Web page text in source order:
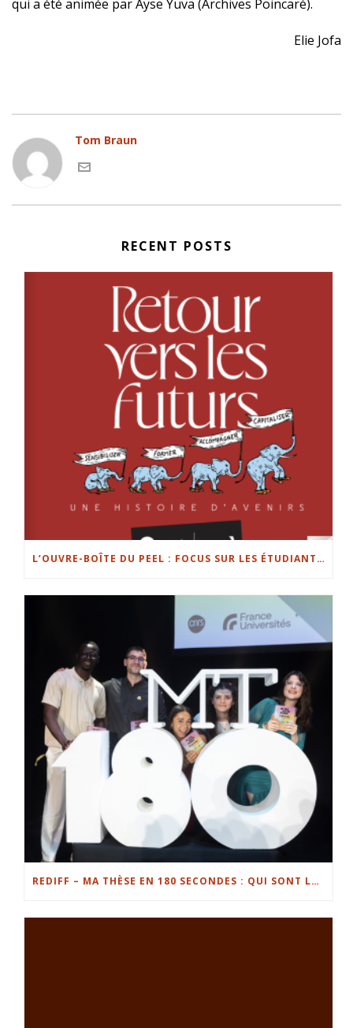
qui a été animée par Ayse Yuva (Archives Poincaré).
Elie Jofa
Tom Braun
RECENT POSTS
L’OUVRE-BOÎTE DU PEEL : FOCUS SUR LES ÉTUDIANTS ENTREPRENEURS DE L’UL
REDIFF – MA THÈSE EN 180 SECONDES : QUI SONT LES FINALISTES EN LORRAINE ?